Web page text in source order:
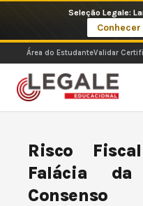
o
conteúdo
Imperdíveis no Pix: Pós
Área do EstudanteValidar
Risco
Falácia
Consenso